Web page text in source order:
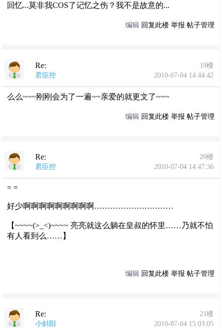
回忆...莫非我COS了记忆之伤？我不是故意的...
编辑 回复此楼 举报 帖子管理
Re:
19楼
君臣控
2010-07-04 14:44:42
么么~~~刚刚会为了一遍~~亲爱的就更文了~~~
编辑 回复此楼 举报 帖子管理
Re:
20楼
君臣控
2010-07-04 14:47:36
= =
好少啊啊啊啊啊啊啊啊啊…………………………
【~~~~(>_<)~~~~ 亮亮就这么躺在皇叔的怀里……乃就不怕
有人看到么……】
编辑 回复此楼 举报 帖子管理
Re:
21楼
小斜阳
2010-07-04 15:03:05